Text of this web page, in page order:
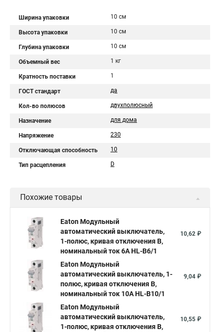
Ширина упаковки 10 см
Высота упаковки 10 см
Глубина упаковки 10 см
Объемный вес 1 кг
Кратность поставки 1
ГОСТ стандарт да
Кол-во полюсов двухполюсный
Назначение для дома
Напряжение 230
Отключающая способность 10
Тип расцепления D
Похожие товары
Eaton Модульный
автоматический выключатель,
1-полюс, кривая отключения B,
номинальный ток 6А HL-B6/1
10,62 ₽
Eaton Модульный
автоматический выключатель, 1-
полюс, кривая отключения B,
номинальный ток 10А HL-B10/1
9,04 ₽
Eaton Модульный
автоматический выключатель,
1-полюс, кривая отключения B,
10,55 ₽